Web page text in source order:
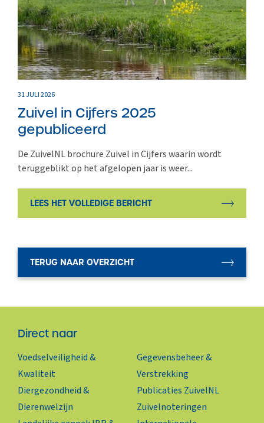
31 JULI 2026
Zuivel in Cijfers 2025
gepubliceerd
De ZuivelNL brochure Zuivel in Cijfers waarin wordt
teruggeblikt op het afgelopen jaar is weer...
LEES HET VOLLEDIGE BERICHT
TERUG NAAR OVERZICHT
Direct naar
Voedselveiligheid &
Kwaliteit
Diergezondheid &
Dierenwelzijn
Gegevensbeheer &
Verstrekking
Publicaties ZuivelNL
Zuivelnoteringen